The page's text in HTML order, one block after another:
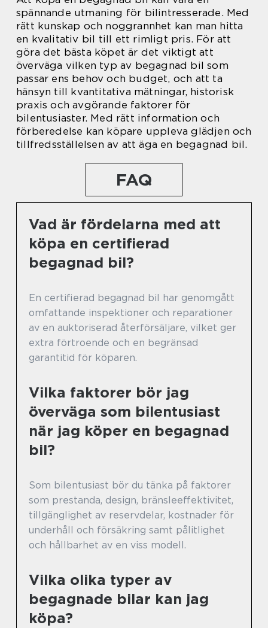
spännande utmaning för bilintresserade. Med
rätt kunskap och noggrannhet kan man hitta
en kvalitativ bil till ett rimligt pris. För att
göra det bästa köpet är det viktigt att
överväga vilken typ av begagnad bil som
passar ens behov och budget, och att ta
hänsyn till kvantitativa mätningar, historisk
praxis och avgörande faktorer för
bilentusiaster. Med rätt information och
förberedelse kan köpare uppleva glädjen och
tillfredsställelsen av att äga en begagnad bil.
FAQ
Vad är fördelarna med att
köpa en certifierad
begagnad bil?
En certifierad begagnad bil har genomgått
omfattande inspektioner och reparationer
av en auktoriserad återförsäljare, vilket ger
extra förtroende och en begränsad
garantitid för köparen.
Vilka faktorer bör jag
överväga som bilentusiast
när jag köper en begagnad
bil?
Som bilentusiast bör du tänka på faktorer
som prestanda, design, bränsleeffektivitet,
tillgänglighet av reservdelar, kostnader för
underhåll och försäkring samt pålitlighet
och hållbarhet av en viss modell.
Vilka olika typer av
begagnade bilar kan jag
köpa?